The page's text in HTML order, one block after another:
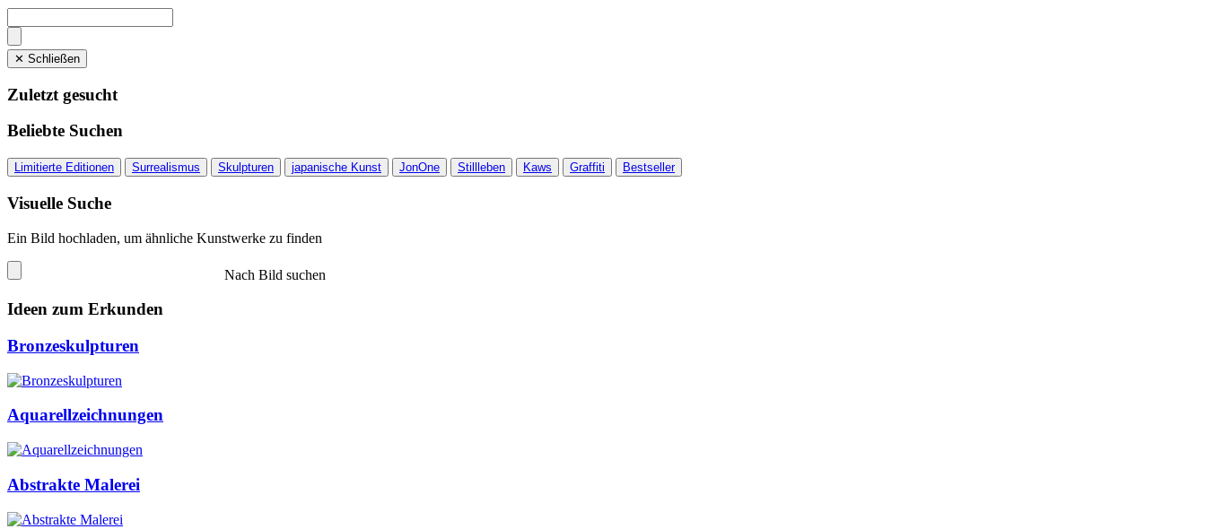
✕ Schließen
Zuletzt gesucht
Beliebte Suchen
Limitierte Editionen Surrealismus Skulpturen japanische Kunst JonOne Stillleben Kaws Graffiti Bestseller
Visuelle Suche
Ein Bild hochladen, um ähnliche Kunstwerke zu finden
Nach Bild suchen
Ideen zum Erkunden
Bronzeskulpturen
Aquarellzeichnungen
Abstrakte Malerei